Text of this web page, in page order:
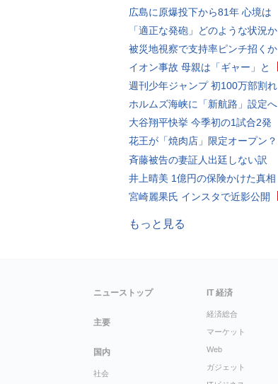
広島に原爆投下から81年 心境は
「適正な発砲」どのような状況か
被災地視察で支持率ピンチ招くか
イオン事故 母親は「ギャー」と
週刊少年ジャンプ 初100万部割れ
ホルムズ海峡に「新航路」設定へ
大谷翔平快挙 今季初の1試合2発
花王が「焼肉店」限定オープン？
斉藤被告の妻証人出廷しない訳
井上晴美 1億円の保険かけた真相
宮崎麗果氏 インスタで近影公開
もっと見る
ニューストップ
主要
国内
社会
IT 経済
経済総合
マーケット
Web
ガジェット